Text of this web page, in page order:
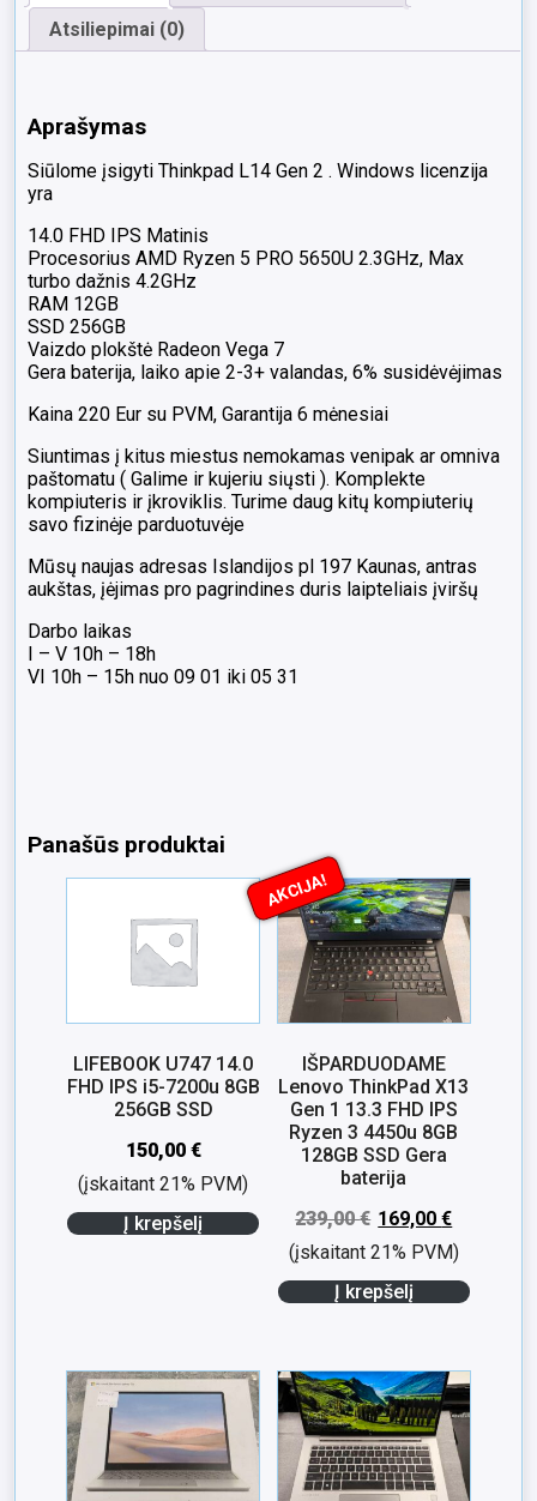
Atsiliepimai (0)
Aprašymas
Siūlome įsigyti Thinkpad L14 Gen 2 . Windows licenzija
yra
14.0 FHD IPS Matinis
Procesorius AMD Ryzen 5 PRO 5650U 2.3GHz, Max
turbo dažnis 4.2GHz
RAM 12GB
SSD 256GB
Vaizdo plokštė Radeon Vega 7
Gera baterija, laiko apie 2-3+ valandas, 6% susidėvėjimas
Kaina 220 Eur su PVM, Garantija 6 mėnesiai
Siuntimas į kitus miestus nemokamas venipak ar omniva
paštomatu ( Galime ir kujeriu siųsti ). Komplekte
kompiuteris ir įkroviklis. Turime daug kitų kompiuterių
savo fizinėje parduotuvėje
Mūsų naujas adresas Islandijos pl 197 Kaunas, antras
aukštas, įėjimas pro pagrindines duris laipteliais įviršų
Darbo laikas
I – V 10h – 18h
VI 10h – 15h nuo 09 01 iki 05 31
Panašūs produktai
LIFEBOOK U747 14.0
FHD IPS i5-7200u 8GB
256GB SSD
150,00 €
(įskaitant 21% PVM)
Į krepšelį
AKCIJA!
IŠPARDUODAME
Lenovo ThinkPad X13
Gen 1 13.3 FHD IPS
Ryzen 3 4450u 8GB
128GB SSD Gera
baterija
239,00€ 169,00€
(įskaitant 21% PVM)
Į krepšelį